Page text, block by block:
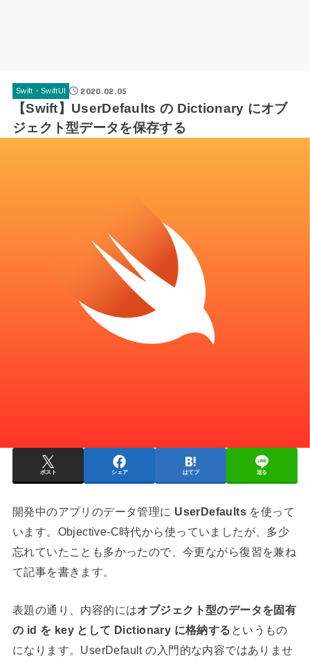
Swift・SwiftUI 2020.02.05
【Swift】UserDefaults の Dictionary にオブ
ジェクト型データを保存する
ポスト シェア はてブ 送る
開発中のアプリのデータ管理に UserDefaults を使って
います。Objective-C時代から使っていましたが、多少
忘れていたことも多かったので、今更ながら復習を兼ね
て記事を書きます。
表題の通り、内容的にはオブジェクト型のデータを固有
の id を key として Dictionary に格納する というもの
になります。UserDefault の入門的な内容ではありませ